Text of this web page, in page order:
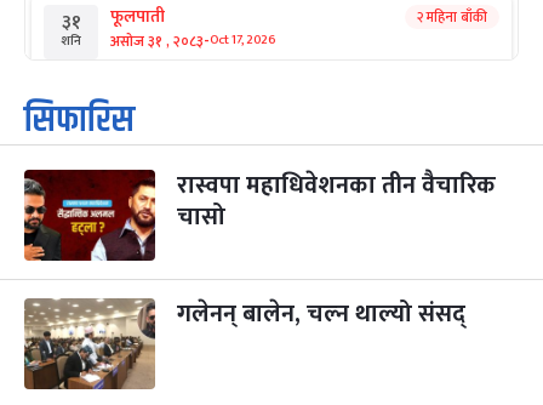
३१
शनि
फूलपाती
असोज ३१ , २०८३-Oct 17, 2026
२ महिना बाँकी
१
आइत
कार्तिक सङ्क्रान्ति
कार्तिक १, २०८३
३
मंगल
महानवमी
कार्तिक ३, २०८३-Oct 20, 2026
२ महिना बाँकी
४
बुध कार्तिक ४, २०८३- Oct 21, 2026
५
बिहि
पापा‌ङ्कुशा एकादशी व्रत
कार्तिक ५, २०८३
सिफारिस
रास्वपा महाधिवेशनका तीन वैचारिक
चासो
गलेनन् बालेन, चल्न थाल्यो संसद्